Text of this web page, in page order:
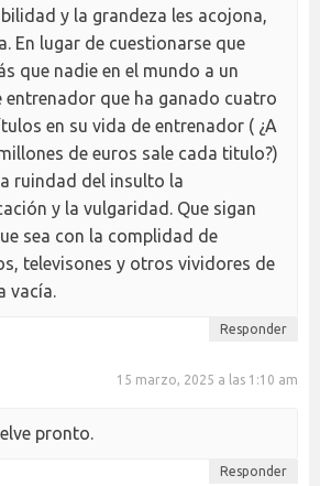
y la grandeza les acojona,
En lugar de cuestionarse que
que nadie en el mundo a un
entrenador que ha ganado cuatro
en su vida de entrenador ( ¿A
de euros sale cada titulo?)
ruindad del insulto la
y la vulgaridad. Que sigan
sea con la complidad de
televisones y otros vividores de
vacía.
Responder
15 marzo, 2025 a las 1:10 am
pronto.
Responder